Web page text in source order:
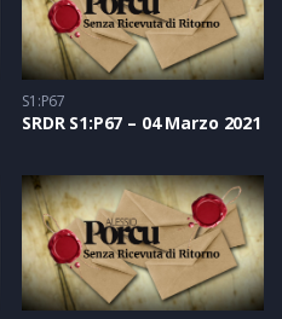
S1:P67
SRDR S1:P67 – 04 Marzo 2021